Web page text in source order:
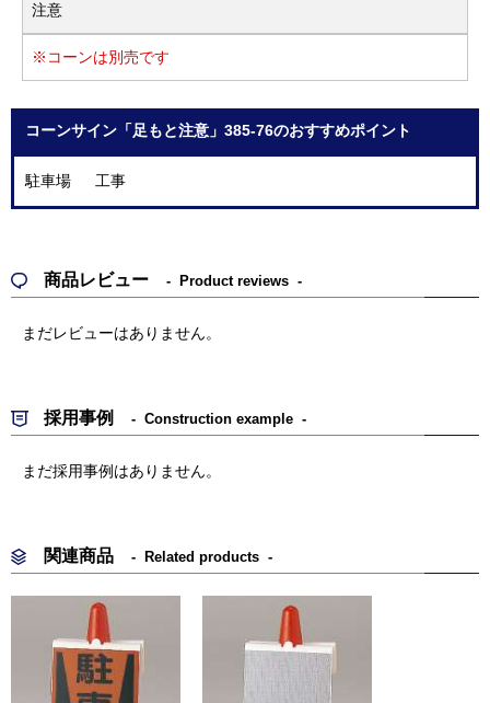
注意
※コーンは別売です
コーンサイン「足もと注意」385-76のおすすめポイント
駐車場 工事
商品レビュー Product reviews
まだレビューはありません。
採用事例 Construction example
まだ採用事例はありません。
関連商品 Related products